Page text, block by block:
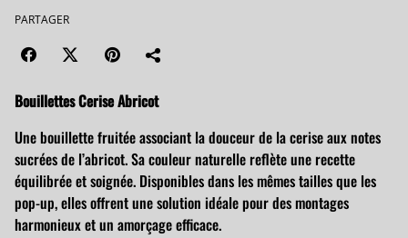
PARTAGER
Bouillettes Cerise Abricot
Une bouillette fruitée associant la douceur de la cerise aux notes
sucrées de l’abricot. Sa couleur naturelle reflète une recette
équilibrée et soignée. Disponibles dans les mêmes tailles que les
pop-up, elles offrent une solution idéale pour des montages
harmonieux et un amorçage efficace.